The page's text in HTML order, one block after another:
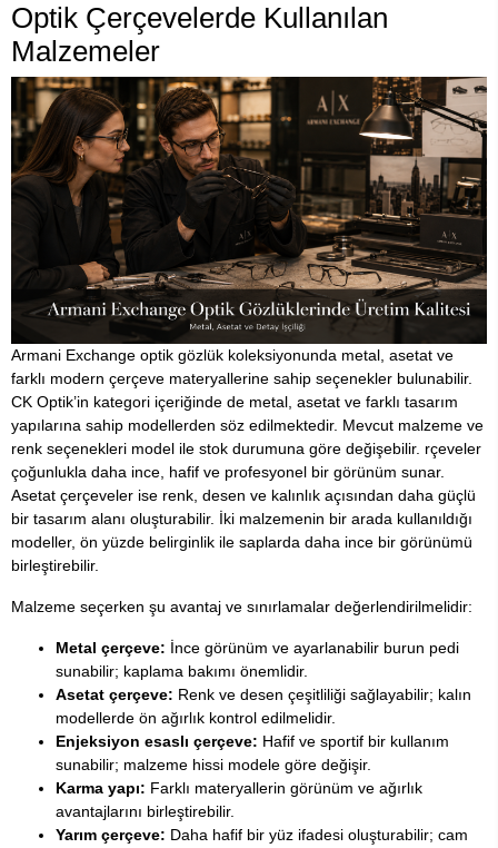
Optik Çerçevelerde Kullanılan
Malzemeler
Armani Exchange optik gözlük koleksiyonunda metal, asetat ve
farklı modern çerçeve materyallerine sahip seçenekler bulunabilir.
CK Optik’in kategori içeriğinde de metal, asetat ve farklı tasarım
yapılarına sahip modellerden söz edilmektedir. Mevcut malzeme ve
renk seçenekleri model ile stok durumuna göre değişebilir. rçeveler
çoğunlukla daha ince, hafif ve profesyonel bir görünüm sunar.
Asetat çerçeveler ise renk, desen ve kalınlık açısından daha güçlü
bir tasarım alanı oluşturabilir. İki malzemenin bir arada kullanıldığı
modeller, ön yüzde belirginlik ile saplarda daha ince bir görünümü
birleştirebilir.
Malzeme seçerken şu avantaj ve sınırlamalar değerlendirilmelidir:
Metal çerçeve: İnce görünüm ve ayarlanabilir burun pedi
sunabilir; kaplama bakımı önemlidir.
Asetat çerçeve: Renk ve desen çeşitliliği sağlayabilir; kalın
modellerde ön ağırlık kontrol edilmelidir.
Enjeksiyon esaslı çerçeve: Hafif ve sportif bir kullanım
sunabilir; malzeme hissi modele göre değişir.
Karma yapı: Farklı materyallerin görünüm ve ağırlık
avantajlarını birleştirebilir.
Yarım çerçeve: Daha hafif bir yüz ifadesi oluşturabilir; cam